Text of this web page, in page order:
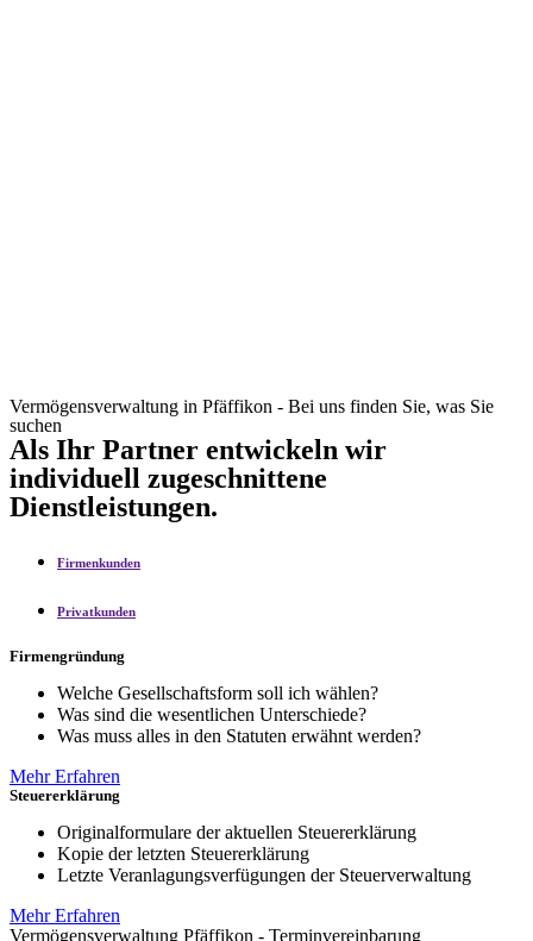
Vermögensverwaltung in Pfäffikon - Bei uns finden Sie, was Sie
suchen
Als Ihr Partner entwickeln wir
individuell zugeschnittene
Dienstleistungen.
Firmenkunden
Privatkunden
Firmengründung
Welche Gesellschaftsform soll ich wählen?
Was sind die wesentlichen Unterschiede?
Was muss alles in den Statuten erwähnt werden?
Mehr Erfahren
Steuererklärung
Originalformulare der aktuellen Steuererklärung
Kopie der letzten Steuererklärung
Letzte Veranlagungsverfügungen der Steuerverwaltung
Mehr Erfahren
Vermögensverwaltung Pfäffikon - Terminvereinbarung